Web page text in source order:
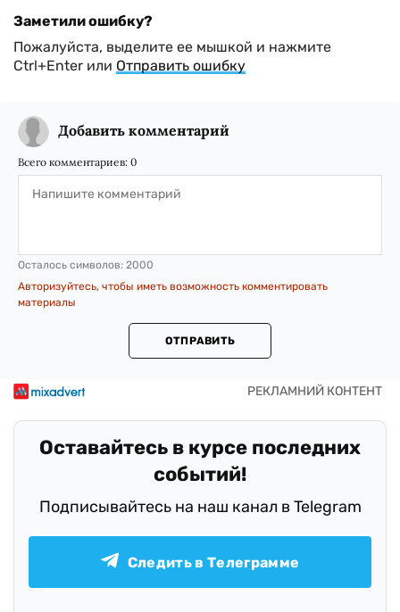
Заметили ошибку?
Пожалуйста, выделите ее мышкой и нажмите
Ctrl+Enter или Отправить ошибку
Добавить комментарий
Всего комментариев: 0
Осталось символов: 2000
Авторизуйтесь, чтобы иметь возможность комментировать
материалы
ОТПРАВИТЬ
Оставайтесь в курсе последних
событий!
Подписывайтесь на наш канал в Telegram
Следить в Телеграмме